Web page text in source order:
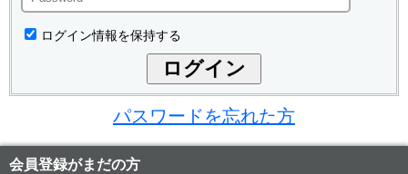
ログイン情報を保持する
パスワードを忘れた方
会員登録がまだの方